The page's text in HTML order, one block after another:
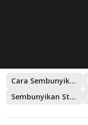
Cara Sembunyikan Status Online di Instagram
Sembunyikan Status Online di Instagram